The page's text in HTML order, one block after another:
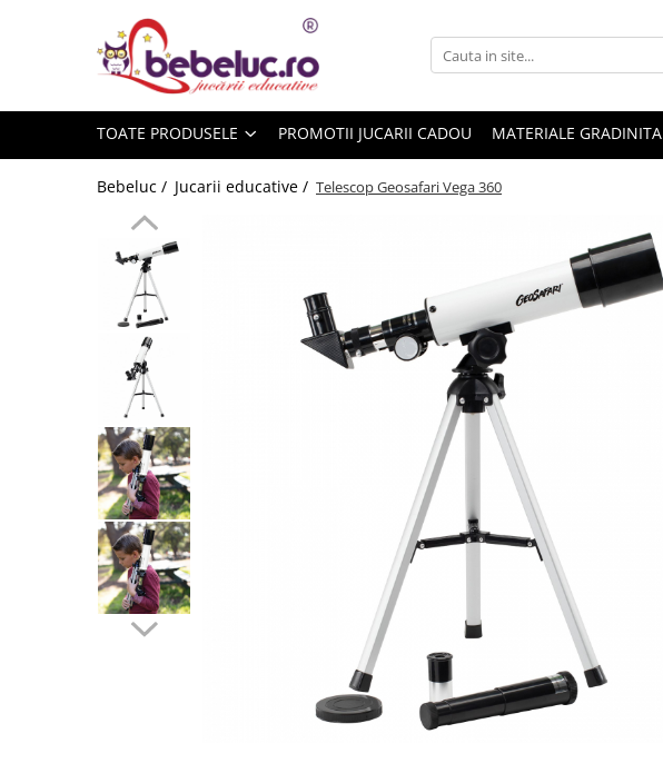
Toate Produsele
Set constructie copii
Seturi de construit
Cuburi de construit
Seturi Experimente pentru copii
Organele Corpului Uman
Roboti de jucarie
Jucarii Creativitate
Lucru manual copii
Seturi de desen
Seturi de pictura pentru copii
Tatuaje Copii
Nisip kinetic
Jucarii interactive
Proiector pentru copii
TOATE PRODUSELE PROMOTII JUCARII CADOU MATERIALE GRADINITA
Bebeluc / Jucarii educative / Telescop Geosafari Vega 360